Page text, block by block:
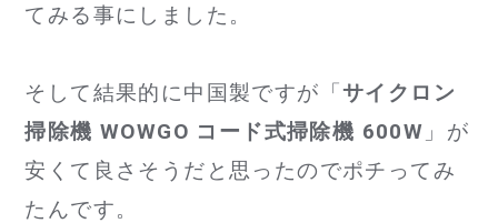
てみる事にしました。
そして結果的に中国製ですが「サイクロン
掃除機 WOWGO コード式掃除機 600W 」が
安くて良さそうだと思ったのでポチってみ
たんです。